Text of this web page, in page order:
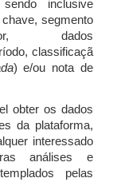
inclusive
segmento
dados
classificaçã
) e/ou nota de
obter os dados
da plataforma,
interessado
análises e
pelas